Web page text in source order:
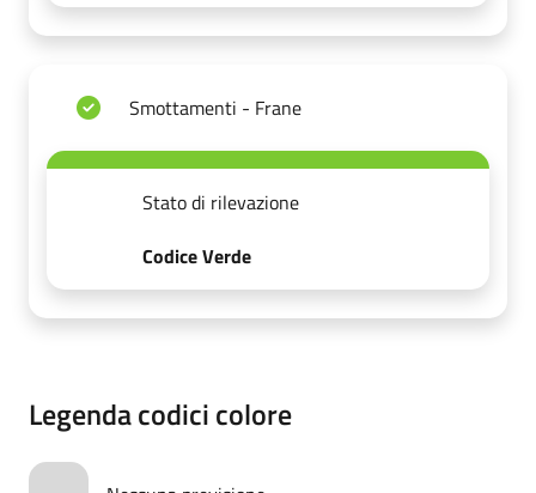
Smottamenti - Frane
Stato di rilevazione
Codice Verde
Legenda codici colore